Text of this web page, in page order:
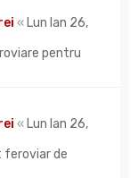
« Lun Ian 26,
pentru
« Lun Ian 26,
feroviar de